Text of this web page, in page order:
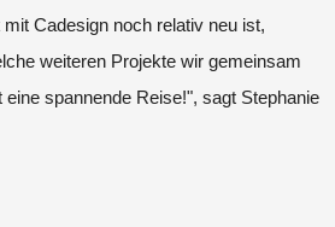
Cadesign noch relativ neu ist,
weiteren Projekte wir gemeinsam
spannende Reise!", sagt Stephanie